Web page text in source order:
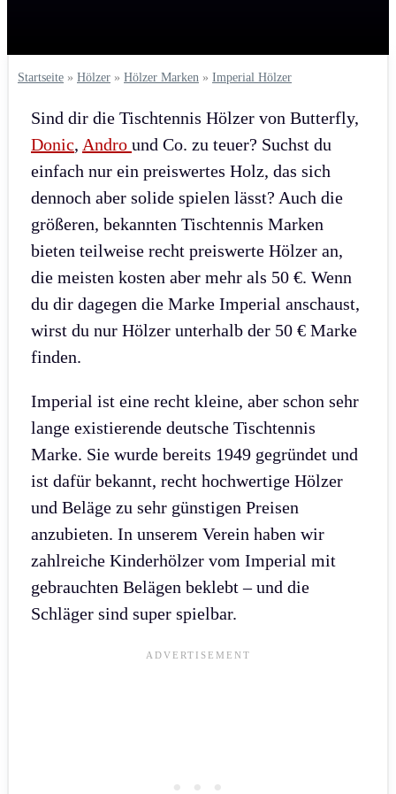
Startseite » Hölzer » Hölzer Marken » Imperial Hölzer
Sind dir die Tischtennis Hölzer von Butterfly,
Donic, Andro und Co. zu teuer? Suchst du
einfach nur ein preiswertes Holz, das sich
dennoch aber solide spielen lässt? Auch die
größeren, bekannten Tischtennis Marken
bieten teilweise recht preiswerte Hölzer an,
die meisten kosten aber mehr als 50 €. Wenn
du dir dagegen die Marke Imperial anschaust,
wirst du nur Hölzer unterhalb der 50 € Marke
finden.
Imperial ist eine recht kleine, aber schon sehr
lange existierende deutsche Tischtennis
Marke. Sie wurde bereits 1949 gegründet und
ist dafür bekannt, recht hochwertige Hölzer
und Beläge zu sehr günstigen Preisen
anzubieten. In unserem Verein haben wir
zahlreiche Kinderhölzer vom Imperial mit
gebrauchten Belägen beklebt – und die
Schläger sind super spielbar.